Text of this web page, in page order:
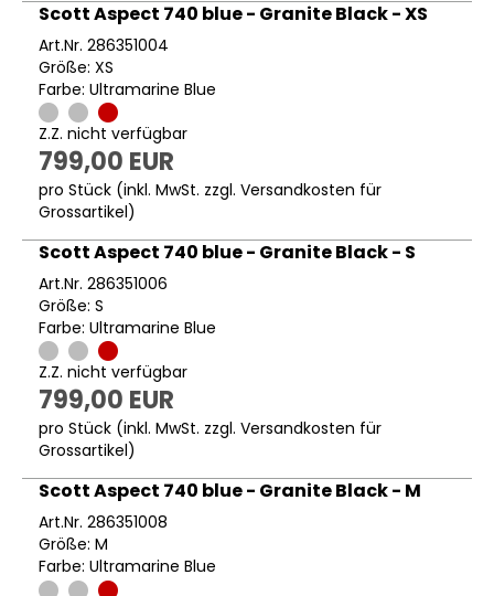
Scott Aspect 740 blue - Granite Black - XS
Art.Nr. 286351004
Größe: XS
Farbe: Ultramarine Blue
Z.Z. nicht verfügbar
799,00 EUR
pro Stück (inkl. MwSt. zzgl. Versandkosten für
Grossartikel)
Scott Aspect 740 blue - Granite Black - S
Art.Nr. 286351006
Größe: S
Farbe: Ultramarine Blue
Z.Z. nicht verfügbar
799,00 EUR
pro Stück (inkl. MwSt. zzgl. Versandkosten für
Grossartikel)
Scott Aspect 740 blue - Granite Black - M
Art.Nr. 286351008
Größe: M
Farbe: Ultramarine Blue